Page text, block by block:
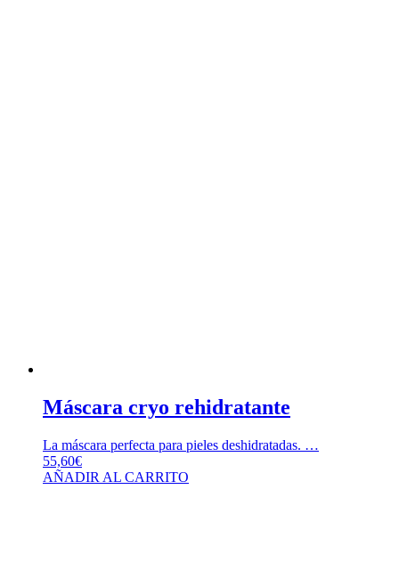
Máscara cryo rehidratante
La máscara perfecta para pieles deshidratadas. …
55,60€
AÑADIR AL CARRITO